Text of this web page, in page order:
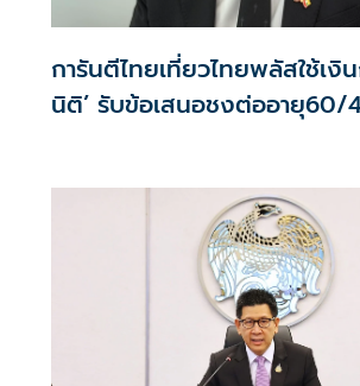
การันตีไทยเที่ยวไทยพลัสใช้เงิน
นิติ’ รับข้อเสนอชงต่ออายุ60/